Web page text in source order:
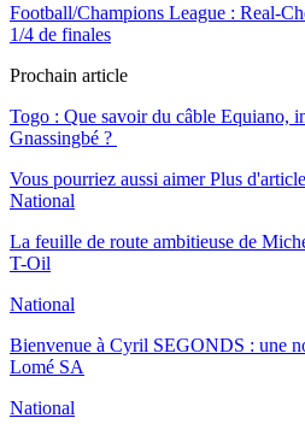
Football/Champions League : Real-
1/4 de finales
Prochain article
Togo : Que savoir du câble Equiano,
Gnassingbé ?
Vous pourriez aussi aimer Plus
National
La feuille de route ambitieuse de
T-Oil
National
Bienvenue à Cyril SEGONDS : une
Lomé SA
National